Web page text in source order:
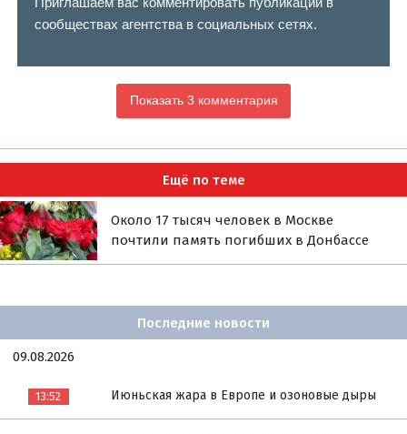
сообществах агентства в социальных сетях.
Показать 3 комментария
Ещё по теме
Около 17 тысяч человек в Москве
почтили память погибших в Донбассе
Последние новости
09.08.2026
13:52 Июньская жара в Европе и озоновые дыры